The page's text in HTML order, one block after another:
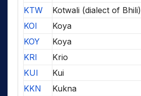
KTW
Kotwali (dialect of Bhili)
KOI
Koya
KOY
Koya
KRI
Krio
KUI
Kui
KKN
Kukna